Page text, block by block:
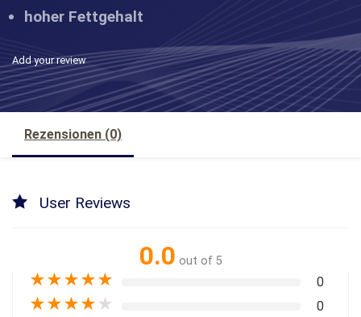
hoher Fettgehalt
Add your review
Rezensionen (0)
User Reviews
0.0 out of 5
★★★★★ 0
★★★★ ★ 0